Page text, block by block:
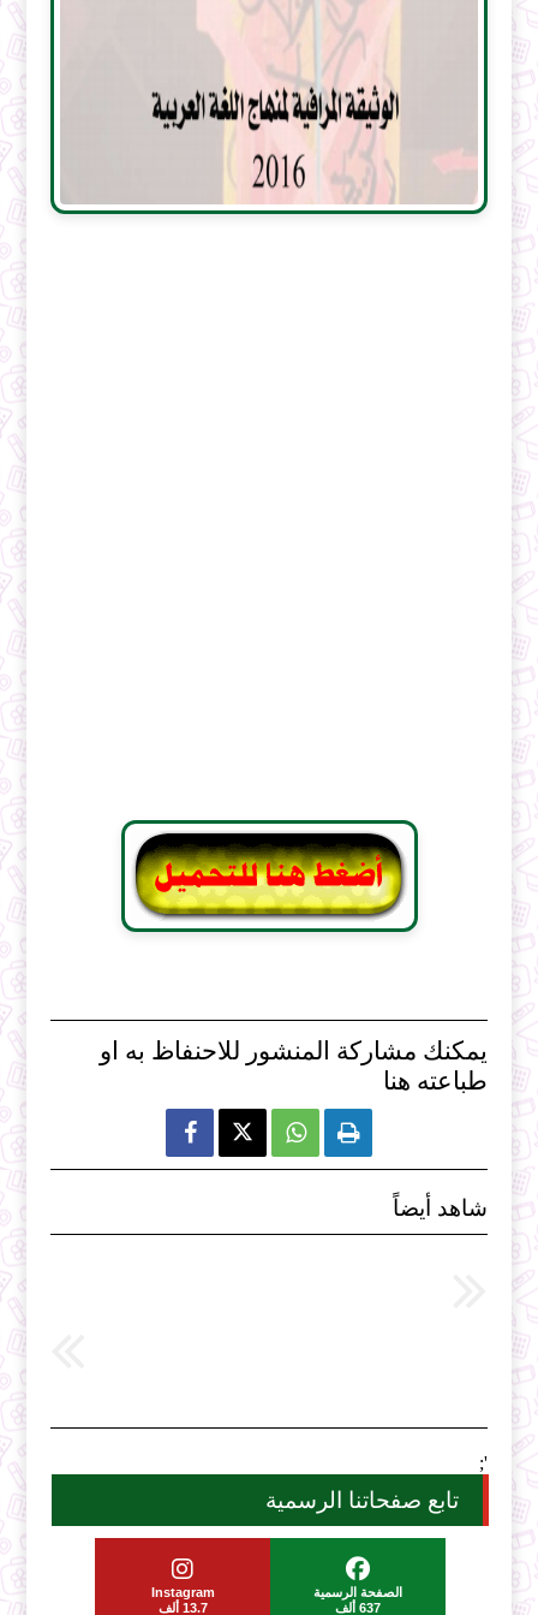
يمكنك مشاركة المنشور للاحنفاظ به او
طباعته هنا
  
شاهد أيضاً
';
تابع صفحاتنا الرسمية
الصفحة الرسمية
637 ألف
Instagram
13.7 ألف